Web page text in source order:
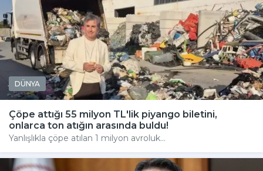
DÜNYA
Çöpe attığı 55 milyon TL'lik piyango biletini,
onlarca ton atığın arasında buldu!
Yanlışlıkla çöpe atılan 1 milyon avroluk...